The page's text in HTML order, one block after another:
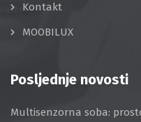
Kontakt
MOOBILUX
Posljednje novosti
Multisenzorna soba: